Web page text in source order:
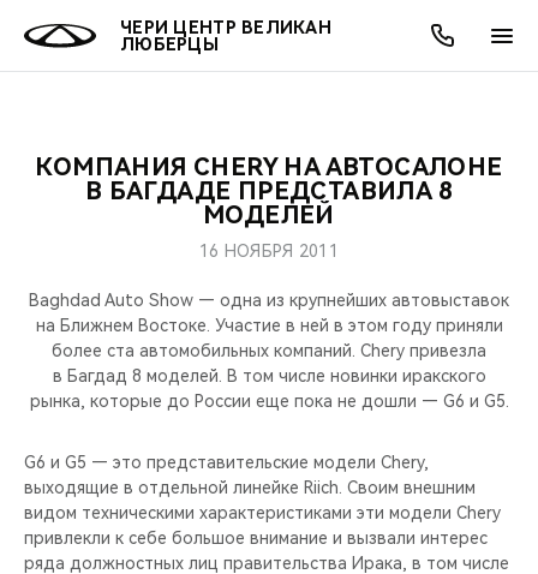
ЧЕРИ ЦЕНТР ВЕЛИКАН
ЛЮБЕРЦЫ
МОДЕЛИ
КРОССОВЕРЫ
СЕДАНЫ
НОВИНКИ
ПОКУПАТЕЛЯМ
КРЕДИТ И СТРАХОВАНИЕ
ВЛАДЕЛЬЦАМ
ЗАПЧАСТИ И АКСЕССУАРЫ
ПОДДЕРЖКА
МИР CHERY
О БРЕНДЕ
CHERY В СОЦСЕТЯХ
БЛАГОТВОРИТЕЛЬНОСТЬ
CHERY REMOTE
АКЦИИ
ОНЛАЙН СЕРВИСЫ
КРЕДИТ
О КОМПАНИИ
МЫ В СОЦСЕТЯХ
КОМПАНИЯ CHERY НА АВТОСАЛОНЕ
В БАГДАДЕ ПРЕДСТАВИЛА 8
МОДЕЛЕЙ
16 НОЯБРЯ 2011
Baghdad Auto Show — одна из крупнейших автовыставок
на Ближнем Востоке. Участие в ней в этом году приняли
более ста автомобильных компаний. Chery привезла
в Багдад 8 моделей. В том числе новинки иракского
рынка, которые до России еще пока не дошли — G6 и G5.
G6 и G5 — это представительские модели Chery,
выходящие в отдельной линейке Riich. Своим внешним
видом техническими характеристиками эти модели Chery
привлекли к себе большое внимание и вызвали интерес
ряда должностных лиц правительства Ирака, в том числе